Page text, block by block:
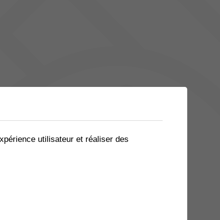
utilisateur et réaliser des